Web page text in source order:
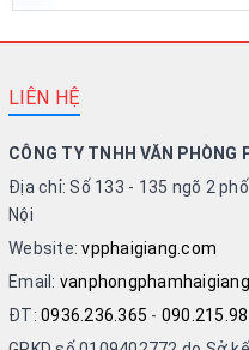
LIÊN HỆ
CÔNG TY TNHH VĂN PHÒNG
Địa chỉ: Số 133 - 135 ngõ 2
Nội
Website:vpphaigiang.com
Email:
ĐT: 0936.236.365 -